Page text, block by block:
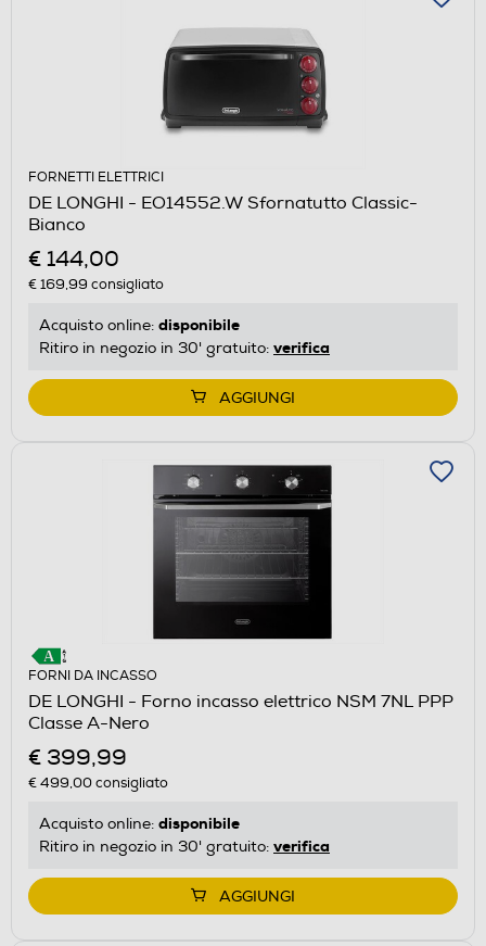
FORNETTI ELETTRICI
DE LONGHI - EO14552.W Sfornatutto Classic-
Bianco
€ 144,00
€ 169,99 consigliato
Acquisto online: disponibile
Ritiro in negozio in 30' gratuito: verifica
AGGIUNGI
FORNI DA INCASSO
DE LONGHI - Forno incasso elettrico NSM 7NL PPP
Classe A-Nero
€ 399,99
€ 499,00consigliato
Acquisto online: disponibile
Ritiro in negozio in 30' gratuito: verifica
AGGIUNGI